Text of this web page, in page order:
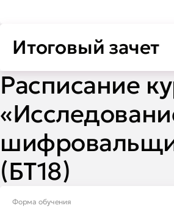
Итоговый зачет
Расписание
(БТ18)
Форма обучения